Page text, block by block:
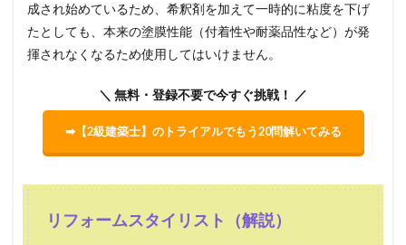
成され始めているため、希釈剤を加えて一時的に粘度を下げ
たとしても、本来の塗膜性能（付着性や耐薬品性など）が発
揮されなくなるため使用してはいけません。
＼ 無料・登録不要で今すぐ挑戦！ ／
➡【2級建築士】のトライアルでもう20問解いてみる
リフォームスタイリスト（解説）